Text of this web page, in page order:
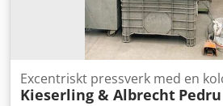
Excentriskt pressverk med en
Kieserling & Albrecht